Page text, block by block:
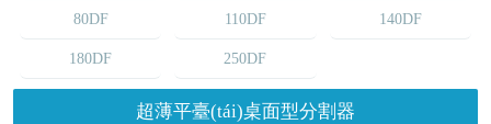
80DF 110DF 140DF
180DF 250DF
超薄平臺(tái)桌面型分割器